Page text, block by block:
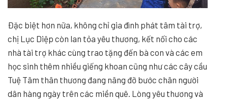
Đặc biệt hơn nữa, không chỉ gia đình phát tâm tài trợ,
chị Lục Diệp còn lan tỏa yêu thương, kết nối cho các
nhà tài trợ khác cùng trao tặng đến bà con và các em
học sinh thêm nhiều giếng khoan cũng như các cây cầu
Tuệ Tâm thân thương đang nâng đỡ bước chân người
dân hàng ngày trên các miền quê. Lòng yêu thương và